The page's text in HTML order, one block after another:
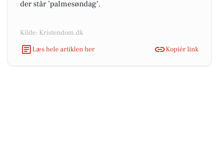
der står ’palmesøndag’.
Kilde: Kristendom.dk
Læs hele artiklen her
Kopiér link